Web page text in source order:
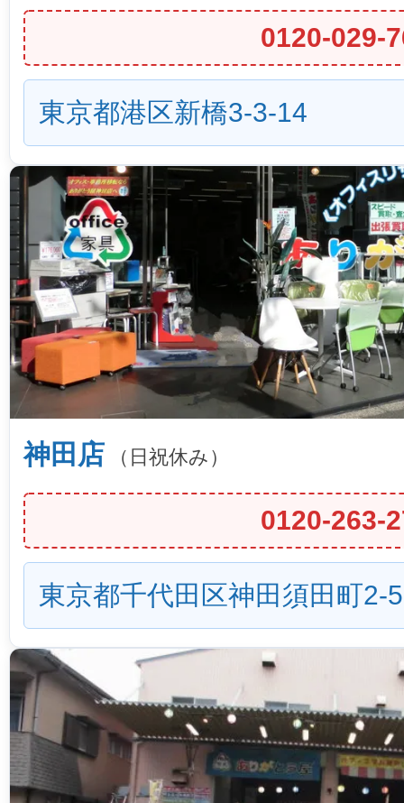
0120-029-
東京都港区新橋3-3-14
神田店 （日祝休み）
0120-263-
東京都千代田区神田須田町2-